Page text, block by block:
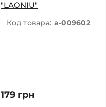
"LAONIU"
Код товара: a-009602
179 грн